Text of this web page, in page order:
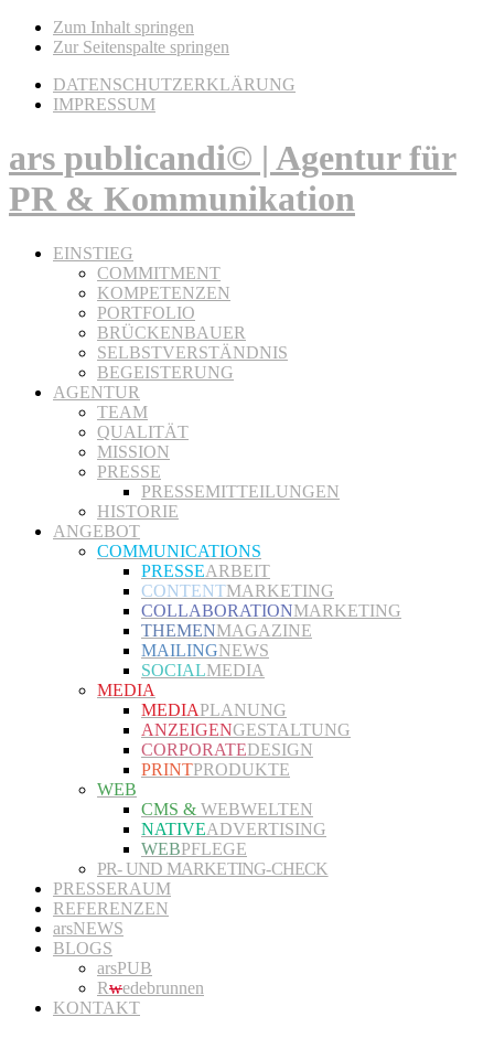
Zum Inhalt springen
Zur Seitenspalte springen
DATENSCHUTZERKLÄRUNG
IMPRESSUM
ars publicandi© | Agentur für
PR & Kommunikation
EINSTIEG
COMMITMENT
KOMPETENZEN
PORTFOLIO
BRÜCKENBAUER
SELBSTVERSTÄNDNIS
BEGEISTERUNG
AGENTUR
TEAM
QUALITÄT
MISSION
PRESSE
PRESSEMITTEILUNGEN
HISTORIE
ANGEBOT
COMMUNICATIONS
PRESSEARBEIT
CONTENTMARKETING
COLLABORATIONMARKETING
THEMENMAGAZINE
MAILINGNEWS
SOCIALMEDIA
MEDIA
MEDIAPLANUNG
ANZEIGENGESTALTUNG
CORPORATEDESIGN
PRINTPRODUKTE
WEB
CMS & WEBWELTEN
NATIVEADVERTISING
WEBPFLEGE
PR- UND MARKETING-CHECK
PRESSERAUM
REFERENZEN
arsNEWS
BLOGS
arsPUB
Rwedebrunnen
KONTAKT